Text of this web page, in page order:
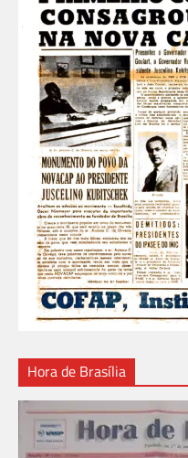
Hora de Brasília